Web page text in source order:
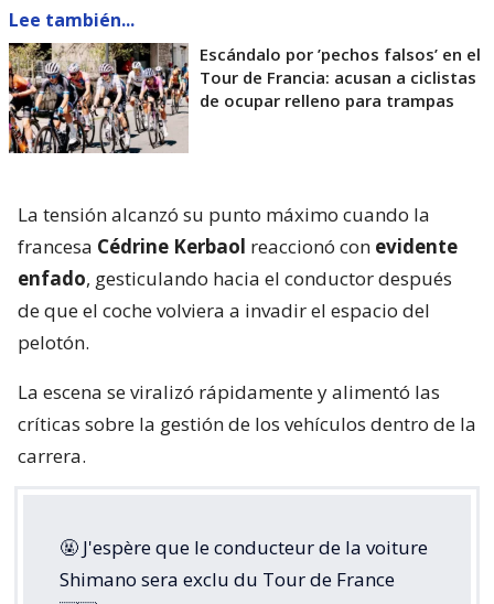
Lee también...
Escándalo por ’pechos falsos’ en el
Tour de Francia: acusan a ciclistas
de ocupar relleno para trampas
La tensión alcanzó su punto máximo cuando la
francesa Cédrine Kerbaol reaccionó con evidente
enfado, gesticulando hacia el conductor después
de que el coche volviera a invadir el espacio del
pelotón.
La escena se viralizó rápidamente y alimentó las
críticas sobre la gestión de los vehículos dentro de la
carrera.
🤬 J'espère que le conducteur de la voiture
Shimano sera exclu du Tour de France